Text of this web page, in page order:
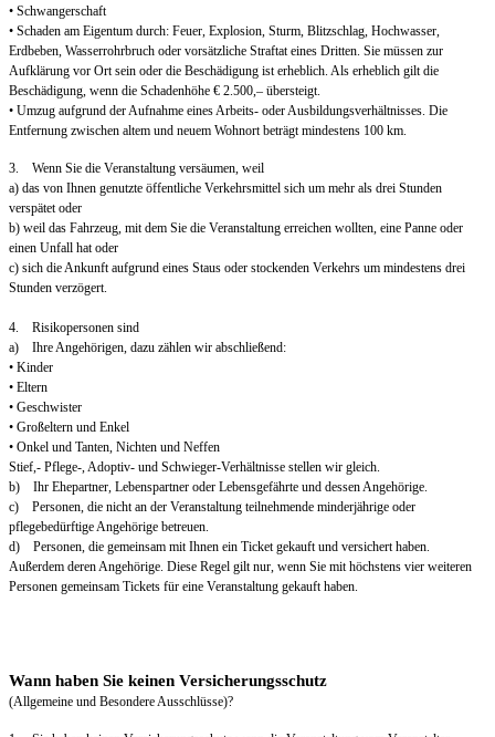
• Schwangerschaft
• Schaden am Eigentum durch: Feuer, Explosion, Sturm, Blitzschlag, Hochwasser,
Erdbeben, Wasserrohrbruch oder vorsätzliche Straftat eines Dritten. Sie müssen zur
Aufklärung vor Ort sein oder die Beschädigung ist erheblich. Als erheblich gilt die
Beschädigung, wenn die Schadenhöhe € 2.500,– übersteigt.
• Umzug aufgrund der Aufnahme eines Arbeits- oder Ausbildungsverhältnisses. Die
Entfernung zwischen altem und neuem Wohnort beträgt mindestens 100 km.
3. Wenn Sie die Veranstaltung versäumen, weil
a) das von Ihnen genutzte öffentliche Verkehrsmittel sich um mehr als drei Stunden
verspätet oder
b) weil das Fahrzeug, mit dem Sie die Veranstaltung erreichen wollten, eine Panne oder
einen Unfall hat oder
c) sich die Ankunft aufgrund eines Staus oder stockenden Verkehrs um mindestens drei
Stunden verzögert.
4. Risikopersonen sind
a) Ihre Angehörigen, dazu zählen wir abschließend:
• Kinder
• Eltern
• Geschwister
• Großeltern und Enkel
• Onkel und Tanten, Nichten und Neffen
Stief,- Pflege-, Adoptiv- und Schwieger-Verhältnisse stellen wir gleich.
b) Ihr Ehepartner, Lebenspartner oder Lebensgefährte und dessen Angehörige.
c) Personen, die nicht an der Veranstaltung teilnehmende minderjährige oder
pflegebedürftige Angehörige betreuen.
d) Personen, die gemeinsam mit Ihnen ein Ticket gekauft und versichert haben.
Außerdem deren Angehörige. Diese Regel gilt nur, wenn Sie mit höchstens vier weiteren
Personen gemeinsam Tickets für eine Veranstaltung gekauft haben.
Wann haben Sie keinen Versicherungsschutz
(Allgemeine und Besondere Ausschlüsse)?